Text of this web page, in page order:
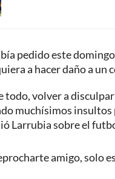
pedido este
a hacer daño a un
todo, volver a
muchísimos insultos
Larrubia sobre el
amigo, solo